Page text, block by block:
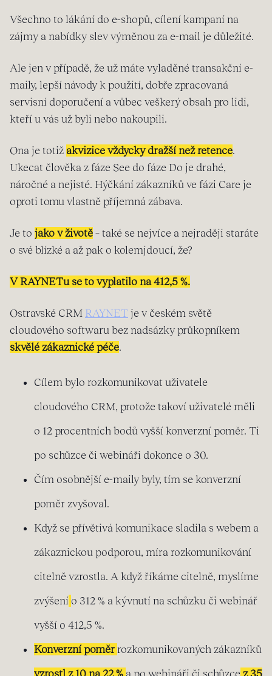
Všechno to lákání do e-shopů, cílení kampaní na
zájmy a nabídky slev výměnou za e-mail je důležité.
Ale jen v případě, že už máte vyladěné transakční e-
maily, lepší návody k použití, dobře zpracovaná
servisní doporučení a vůbec veškerý obsah pro lidi,
kteří u vás už byli nebo nakoupili.
Ona je totiž akvizice vždycky dražší než retence.
Ukecat člověka z fáze See do fáze Do je drahé,
náročné a nejisté. Hýčkání zákazníků ve fázi Care je
oproti tomu vlastně příjemná zábava.
Je to jako v životě – také se nejvíce a nejraději staráte
o své blízké a až pak o kolemjdoucí, že?
V RAYNETu se to vyplatilo na 412,5 %.
Ostravské CRM RAYNET je v českém světě
cloudového softwaru bez nadsázky průkopníkem
skvělé zákaznické péče.
Cílem bylo rozkomunikovat uživatele
cloudového CRM, protože takoví uživatelé měli
o 12 procentních bodů vyšší konverzní poměr. Ti
po schůzce či webináři dokonce o 30.
Čím osobnější e-maily byly, tím se konverzní
poměr zvyšoval.
Když se přívětivá komunikace sladila s webem a
zákaznickou podporou, míra rozkomunikování
citelně vzrostla. A když říkáme citelně, myslíme
zvýšení o 312 % a kývnutí na schůzku či webinář
vyšší o 412,5 %.
Konverzní poměr rozkomunikovaných zákazníků